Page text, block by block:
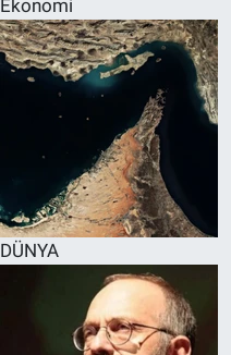
Ekonomi
DÜNYA
SPOR
RESMİ İLANLAR